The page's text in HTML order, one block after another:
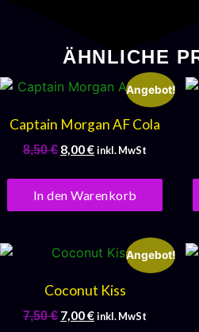
ÄHNLICHE
Angebot!
Captain Morgan AF Cola
8,50€ 8,00€inkl. MwSt
In den Warenkorb
Angebot!
Coconut Kiss
7,50€ 7,00€inkl. MwSt